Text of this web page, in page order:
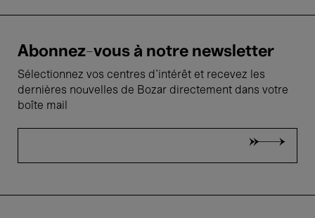
Abonnez-vous à notre newsletter
Sélectionnez vos centres d'intérêt et recevez les
dernières nouvelles de Bozar directement dans votre
boîte mail